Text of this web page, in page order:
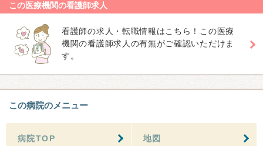
この医療機関の看護師求人
看護師の求人・転職情報はこちら！この医療
機関の看護師求人の有無がご確認いただけま
す。
この病院のメニュー
病院TOP 地図